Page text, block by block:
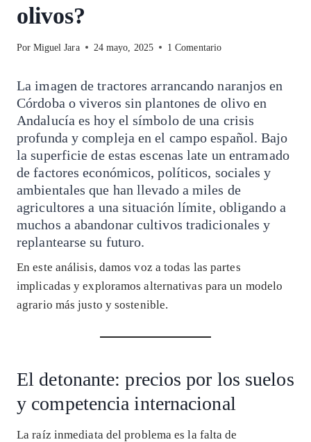
olivos?
Por Miguel Jara 24 mayo, 2025 1 Comentario
La imagen de tractores arrancando naranjos en
Córdoba o viveros sin plantones de olivo en
Andalucía es hoy el símbolo de una crisis
profunda y compleja en el campo español. Bajo
la superficie de estas escenas late un entramado
de factores económicos, políticos, sociales y
ambientales que han llevado a miles de
agricultores a una situación límite, obligando a
muchos a abandonar cultivos tradicionales y
replantearse su futuro.
En este análisis, damos voz a todas las partes
implicadas y exploramos alternativas para un modelo
agrario más justo y sostenible.
El detonante: precios por los suelos
y competencia internacional
La raíz inmediata del problema es la falta de